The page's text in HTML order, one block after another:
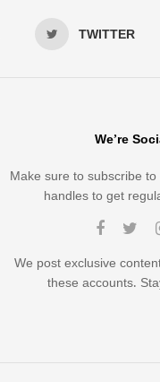
TWITTER
We’re
Make sure to subscribe
handles to get
We post exclusive
these accounts.